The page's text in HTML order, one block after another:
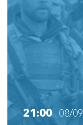
21:00 08/09